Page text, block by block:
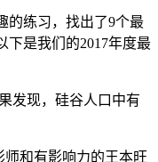
的练习，找出了9个最
下是我们的2017年度最
发现，硅谷人口中有
和有影响力的王本旺